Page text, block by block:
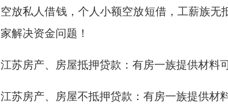
空放私人借钱，个人小额空放短借，工薪族
家解决资金问题！
江苏房产、房屋抵押贷款：有房一族提供材料
江苏房产、房屋不抵押贷款：有房一族提供材